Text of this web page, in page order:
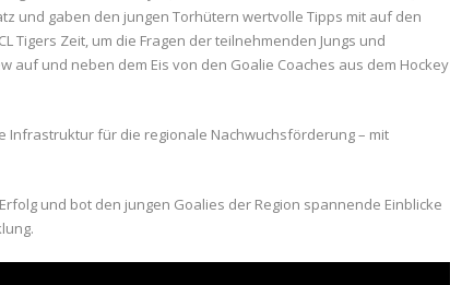
und gaben den jungen Torhütern wertvolle Tipps mit auf den
Tigers Zeit, um die Fragen der teilnehmenden Jungs und
auf und neben dem Eis von den Goalie Coaches aus dem Hockey
Infrastruktur für die regionale Nachwuchsförderung – mit
und bot den jungen Goalies der Region spannende Einblicke